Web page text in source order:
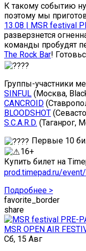
К такому событию
поэтому мы
13.08 | MSR festival
разверзнется
команды пробудят
The Rock Bar!
Группы-участники
SINFUL (Москва,
CANCROID
BLOODSHOT
S.C.A.R.D. (Таганрог,
Первые 10
16+
Купить билет на
prod.timepad.ru/
Подробнее >
favorite_border
share
MSR OPEN AIR
Сб, 15 Авг